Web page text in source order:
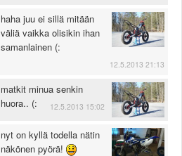
haha juu ei sillä mitään
väliä vaikka olisikin ihan
samanlainen (:
12.5.2013 21:13
matkit minua senkin
huora.. (:
12.5.2013 15:02
nyt on kyllä todella nätin
näkönen pyörä!